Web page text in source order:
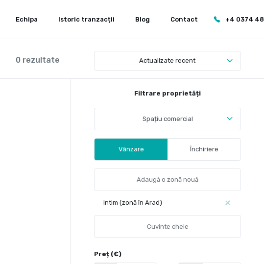
Echipa Istoric tranzacții Blog Contact +4 0374
0 rezultate Actualizate recent
Filtrare proprietăți
Spațiu comercial
Vânzare Închiriere
Intim (zonă în Arad)
Preț (€)